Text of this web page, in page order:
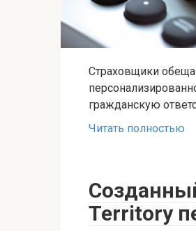
Страховщики
гражданскую
Читать полностью
Territory